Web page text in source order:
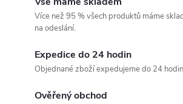
Více než 95 % všech produktů máme
na odeslání.
Expedice do 24 hodin
Objednané zboží expedujeme do 24
Ověřený obchod